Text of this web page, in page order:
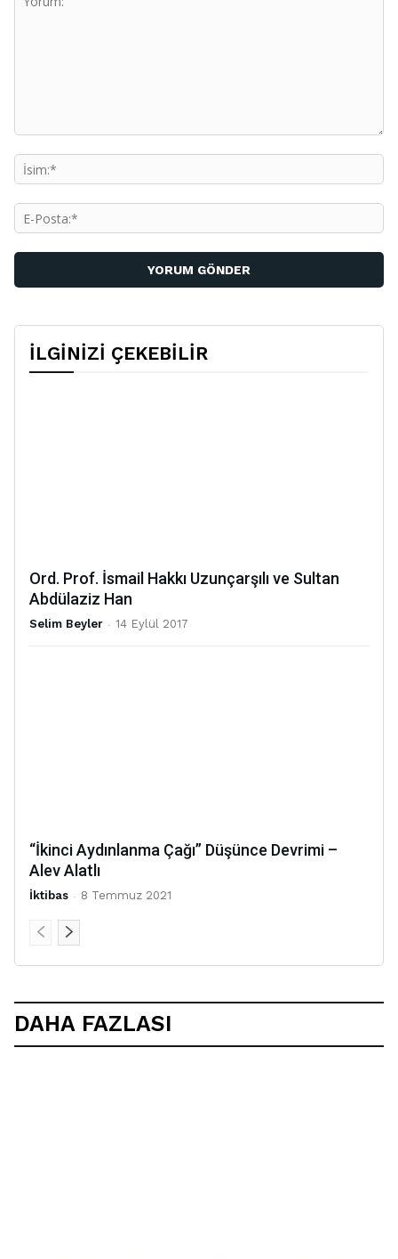
İLGİNİZİ ÇEKEBİLİR
Ord. Prof. İsmail Hakkı Uzunçarşılı ve Sultan
Abdülaziz Han
Selim Beyler - 14 Eylül 2017
“İkinci Aydınlanma Çağı” Düşünce Devrimi –
Alev Alatlı
İktibas - 8 Temmuz 2021
DAHA FAZLASI